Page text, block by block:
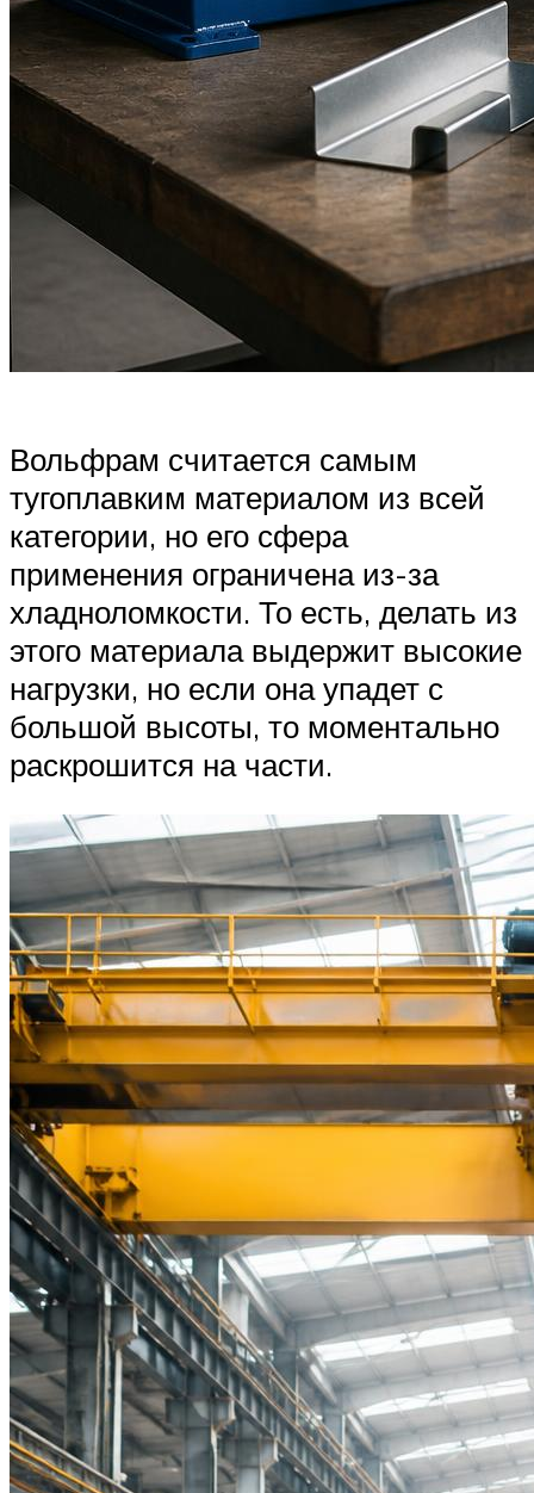
Вольфрам считается самым
тугоплавким материалом из всей
категории, но его сфера
применения ограничена из-за
хладноломкости. То есть, делать из
этого материала выдержит высокие
нагрузки, но если она упадет с
большой высоты, то моментально
раскрошится на части.